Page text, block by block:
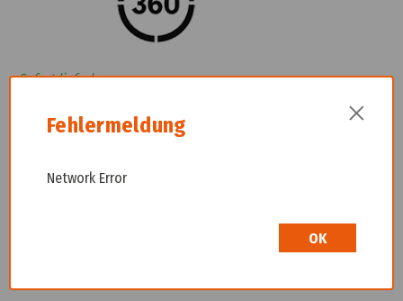
Sofort lieferbar
Wir freuen uns, dass Sie hier sind! Um Preisinformationen
einzusehen und Ihren Kauf abzuschließen, bitten wir Sie
Kontos erhalten Sie vollen Zugriff auf unseren Shop.
Fehlermeldung ×
Network Error
OK